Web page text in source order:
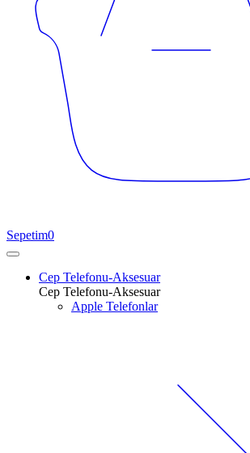
Sepetim0
Cep Telefonu-Aksesuar
Cep Telefonu-Aksesuar
Apple Telefonlar